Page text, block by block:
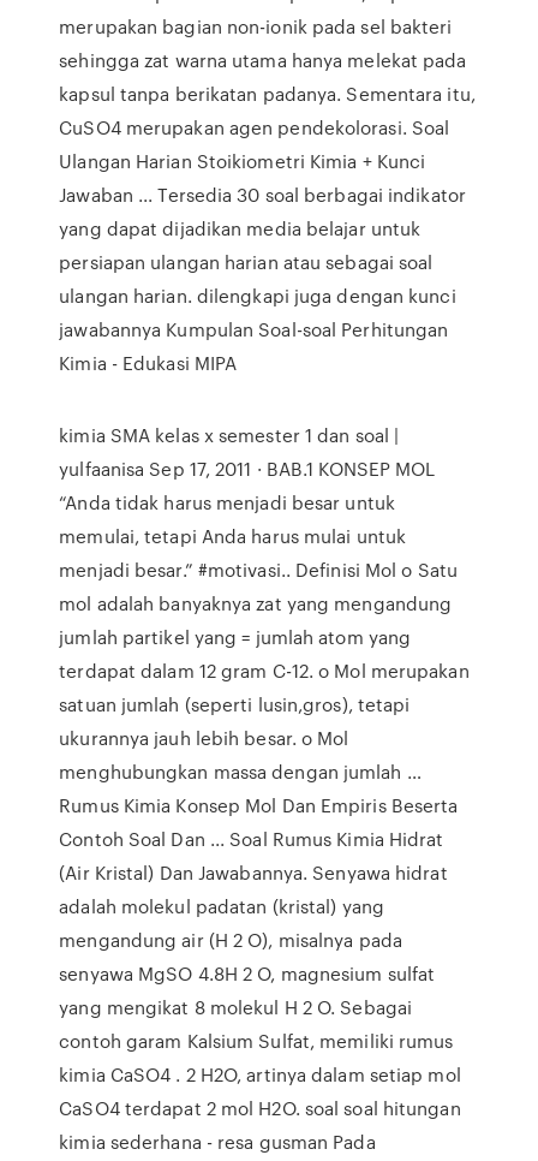
merupakan bagian non-ionik pada sel bakteri
sehingga zat warna utama hanya melekat pada
kapsul tanpa berikatan padanya. Sementara itu,
CuSO4 merupakan agen pendekolorasi. Soal
Ulangan Harian Stoikiometri Kimia + Kunci
Jawaban ... Tersedia 30 soal berbagai indikator
yang dapat dijadikan media belajar untuk
persiapan ulangan harian atau sebagai soal
ulangan harian. dilengkapi juga dengan kunci
jawabannya Kumpulan Soal-soal Perhitungan
Kimia - Edukasi MIPA
kimia SMA kelas x semester 1 dan soal |
yulfaanisa Sep 17, 2011 · BAB.1 KONSEP MOL
“Anda tidak harus menjadi besar untuk
memulai, tetapi Anda harus mulai untuk
menjadi besar.” #motivasi.. Definisi Mol o Satu
mol adalah banyaknya zat yang mengandung
jumlah partikel yang = jumlah atom yang
terdapat dalam 12 gram C-12. o Mol merupakan
satuan jumlah (seperti lusin,gros), tetapi
ukurannya jauh lebih besar. o Mol
menghubungkan massa dengan jumlah …
Rumus Kimia Konsep Mol Dan Empiris Beserta
Contoh Soal Dan ... Soal Rumus Kimia Hidrat
(Air Kristal) Dan Jawabannya. Senyawa hidrat
adalah molekul padatan (kristal) yang
mengandung air (H 2 O), misalnya pada
senyawa MgSO 4.8H 2 O, magnesium sulfat
yang mengikat 8 molekul H 2 O. Sebagai
contoh garam Kalsium Sulfat, memiliki rumus
kimia CaSO4 . 2 H2O, artinya dalam setiap mol
CaSO4 terdapat 2 mol H2O. soal soal hitungan
kimia sederhana - resa gusman Pada